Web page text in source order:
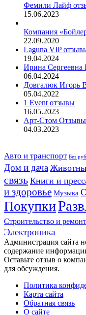
Фемили Лайф
15.06.2023
Компания
22.09.2020
Laguna VIP
19.04.2024
Ирина Сергеевна
06.04.2024
Довгалюк Игорь
05.04.2022
1 Event отзывы
16.05.2023
Арт-Стом Отзывы
04.03.2023
Авто и транспорт Без
Дом и дача
связь Книги и
и здоровье Музыка
Покупки
Строительство и ремонт
Электроника
Администрация сайта
содержание
Оставьте отзыв о
для обсуждения.
Политика
Карта сайта
Обратная связь
О сайте